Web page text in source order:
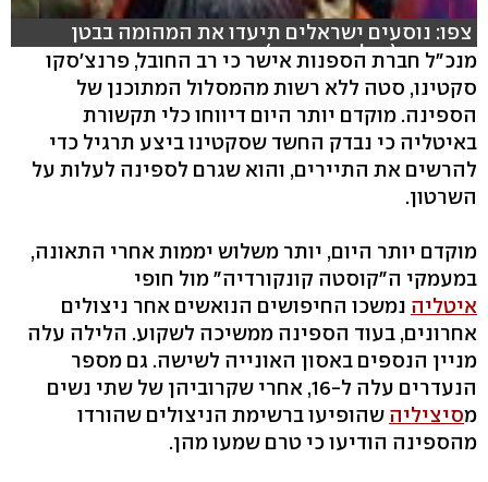
צפו: נוסעים ישראלים תיעדו את המהומה בבטן
האונייה (צילום: דוד דור)
מנכ"ל חברת הספנות אישר כי רב החובל, פרנצ'סקו
סקטינו, סטה ללא רשות מהמסלול המתוכנן של
הספינה. מוקדם יותר היום דיווחו כלי תקשורת
באיטליה כי נבדק החשד שסקטינו ביצע תרגיל כדי
להרשים את התיירים, והוא שגרם לספינה לעלות על
השרטון.
מוקדם יותר היום, יותר משלוש יממות אחרי התאונה,
במעמקי ה"קוסטה קונקורדיה" מול חופי
איטליה נמשכו החיפושים הנואשים אחר ניצולים
אחרונים, בעוד הספינה ממשיכה לשקוע. הלילה עלה
מניין הנספים באסון האונייה לשישה. גם מספר
הנעדרים עלה ל-16, אחרי שקרוביהן של שתי נשים
מסיציליה שהופיעו ברשימת הניצולים שהורדו
מהספינה הודיעו כי טרם שמעו מהן.